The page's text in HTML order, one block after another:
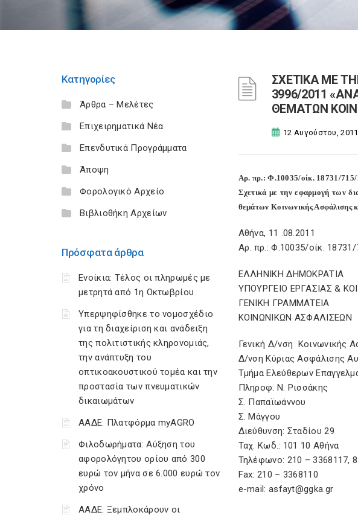
Κατηγορίες
Άρθρα – Μελέτες
Επιχειρηματικά Νέα
Επενδυτικά Προγράμματα
Άποψη
Φορολογικό Αρχείο
Βιβλιοθήκη Αρχείων
Πρόσφατα άρθρα
Ενοίκια: Τέλος οι πληρωμές με
μετρητά από 1η Οκτωβρίου
Υπερψηφίσθηκε το νομοσχέδιο
για τη διαχείριση και ανάδειξη
της πολιτιστικής κληρονομιάς,
την ανάπτυξη του
οπτικοακουστικού τομέα και την
προστασία των πνευματικών
δικαιωμάτων
ΑΑΔΕ: Πλατφόρμα myAGRO
Φιλοδωρήματα: Αύξηση του
αφορολόγητου ορίου από 300
ευρώ τον μήνα σε 6.000 ευρώ τον
χρόνο
ΑΑΔΕ: Ξεμπλοκάρουν οι
ΣΧΕΤΙΚΑ ΜΕ
3996/2011
ΘΕΜΑΤΩΝ
12 Αυγούστου, 2011
Aρ. πρ.: Φ.10035/οίκ. 18731/715/
Σχετικά με την εφαρμογή των
θεμάτων Κοινωνικής Ασφάλισης
Αθήνα, 11
Aρ. πρ.: Φ.10035/οίκ. 18731/
ΕΛΛΗΝΙΚΗ ΔΗΜΟΚΡΑΤΙΑ
ΥΠΟΥΡΓΕΙΟ ΕΡΓΑΣΙΑΣ &
ΓΕΝΙΚΗ ΓΡΑΜΜΑΤΕΙΑ
ΚΟΙΝΩΝΙΚΩΝ
Γενική Δ/νση
Δ/νση Κύριας
Τμήμα
Πληροφ: Ν. Ρισσάκης
Σ. Παπαϊωάννου
Σ. Μάγγου
Διεύθυνση: Σταδίου 29
Ταχ. Κωδ.: 101
Τηλέφωνο: 210 –
Fax: 210 – 3368110
e-mail: asfayt@ggka.gr